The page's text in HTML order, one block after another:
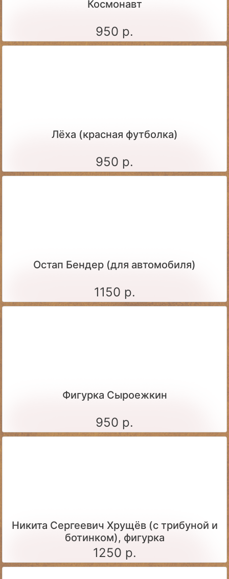
Космонавт
950 р.
Лёха (красная футболка)
950 р.
Остап Бендер (для автомобиля)
1150 р.
Фигурка Сыроежкин
950 р.
Никита Сергеевич Хрущёв (с трибуной и
ботинком), фигурка
1250 р.